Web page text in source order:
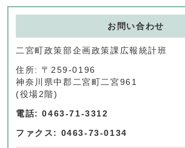
お問い合わせ
二宮町政策部企画政策課広報統計班
住所: 〒259-0196
神奈川県中郡二宮町二宮961
(役場2階)
電話: 0463-71-3312
ファクス: 0463-73-0134